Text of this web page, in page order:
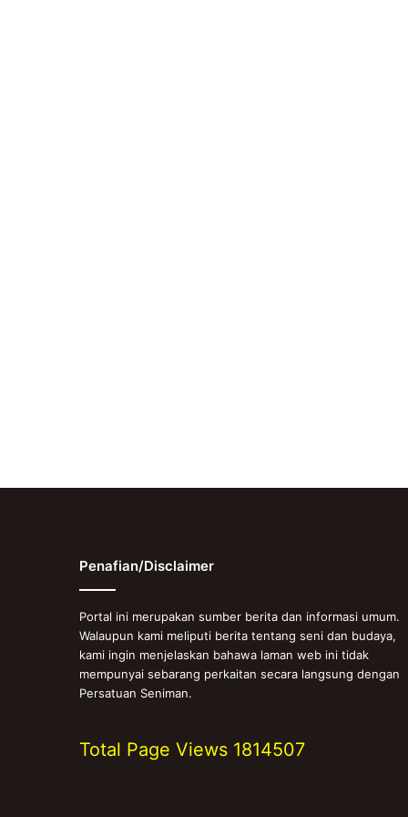
Penafian/Disclaimer
Portal ini merupakan sumber berita dan informasi umum.
Walaupun kami meliputi berita tentang seni dan budaya,
kami ingin menjelaskan bahawa laman web ini tidak
mempunyai sebarang perkaitan secara langsung dengan
Persatuan Seniman.
Total Page Views 1814507